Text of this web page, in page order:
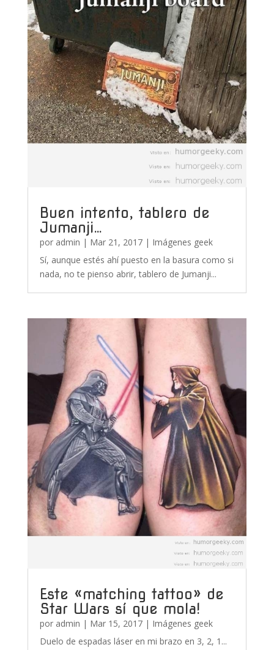
Buen intento, tablero de
Jumanji…
por admin | Mar 21, 2017| Imágenes geek
Sí, aunque estés ahí puesto en la basura como si
nada, no te pienso abrir, tablero de Jumanji...
Este «matching tattoo» de
Star Wars sí que mola!
por admin | Mar 15, 2017| Imágenes geek
Duelo de espadas láser en mi brazo en 3, 2, 1...